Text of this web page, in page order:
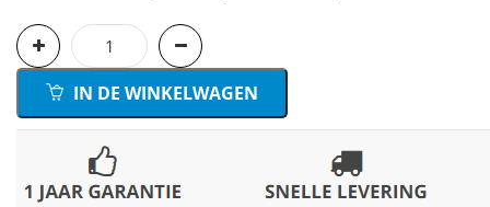
IN DE WINKELWAGEN